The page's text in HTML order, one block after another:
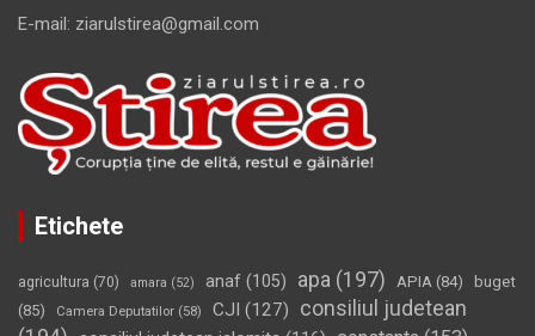
E-mail: ziarulstirea@gmail.com
Etichete
agricultura (70) amara (52) anaf (105) apa (197) APIA (84)
buget
(85)
Camera Deputatilor (58) CJI (127)
consiliul judetean